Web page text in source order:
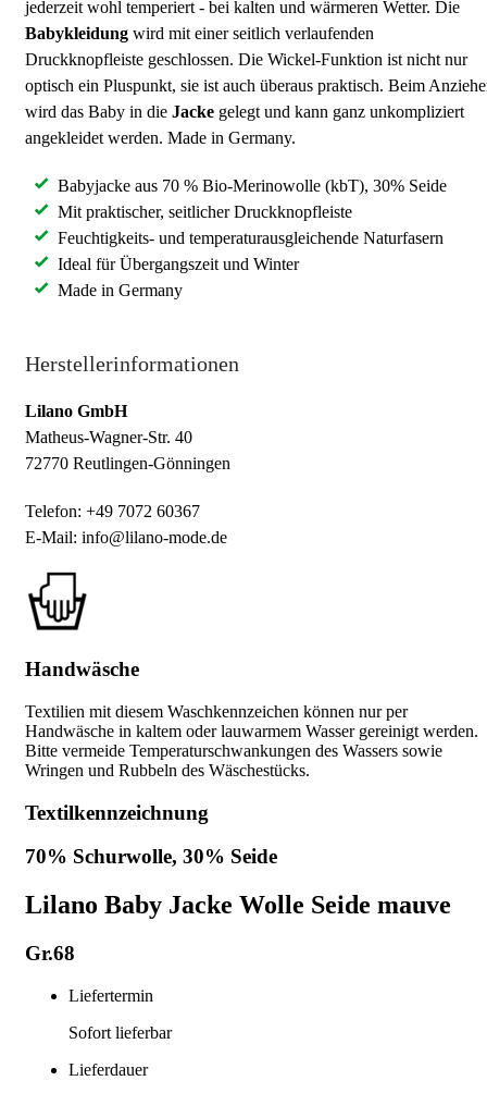
jederzeit wohl temperiert - bei kalten und wärmeren Wetter. Die
Babykleidung wird mit einer seitlich verlaufenden
Druckknopfleiste geschlossen. Die Wickel-Funktion ist nicht nur
optisch ein Pluspunkt, sie ist auch überaus praktisch. Beim
wird das Baby in die Jacke gelegt und kann ganz unkompliziert
angekleidet werden. Made in Germany.
Babyjacke aus 70 % Bio-Merinowolle (kbT), 30% Seide
Mit praktischer, seitlicher Druckknopfleiste
Feuchtigkeits- und temperaturausgleichende Naturfasern
Ideal für Übergangszeit und Winter
Made in Germany
Herstellerinformationen
Lilano GmbH
Matheus-Wagner-Str. 40
72770 Reutlingen-Gönningen
Telefon: +49 7072 60367
E-Mail: info@lilano-mode.de
Handwäsche
Textilien mit diesem Waschkennzeichen können nur per
Handwäsche in kaltem oder lauwarmem Wasser gereinigt werden.
Bitte vermeide Temperaturschwankungen des Wassers sowie
Wringen und Rubbeln des Wäschestücks.
Textilkennzeichnung
70% Schurwolle, 30% Seide
Lilano Baby Jacke Wolle Seide mauve
Gr.68
Liefertermin
Sofort lieferbar
Lieferdauer